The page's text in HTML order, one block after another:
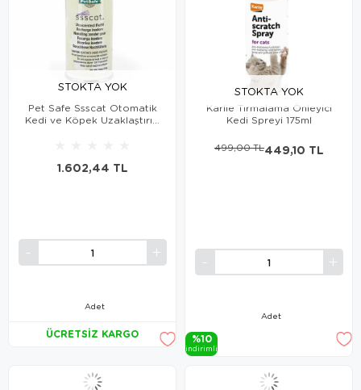
STOKTA YOK
Pet Safe Ssscat Otomatik
Kedi ve Köpek Uzaklaştırıcı
Adet
1.602,44 TL
ÜCRETSIZ KARGO
STOKTA YOK
Karlie Tırmalama Önleyici
Kedi Spreyi 175ml
Adet
449,10 TL
499,00 TL
%10
i̇ndi̇ri̇mli̇